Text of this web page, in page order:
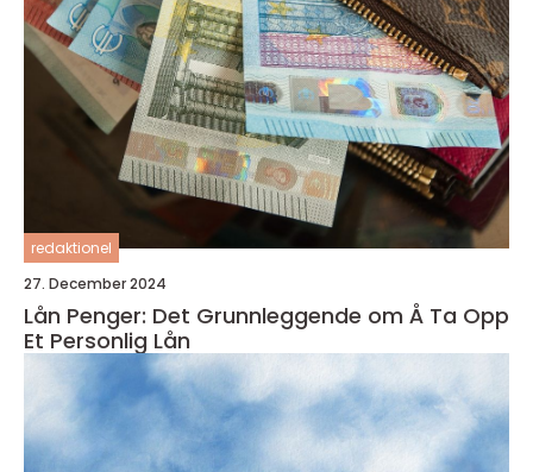
redaktionel
27. December 2024
Lån Penger: Det Grunnleggende om Å Ta Opp
Et Personlig Lån